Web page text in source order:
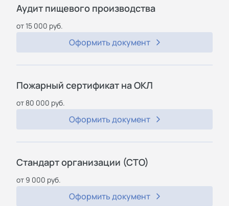
Аудит пищевого производства
от 15 000 руб.
Оформить документ
Пожарный сертификат на ОКЛ
от 80 000 руб.
Оформить документ
Стандарт организации (СТО)
от 9 000 руб.
Оформить документ